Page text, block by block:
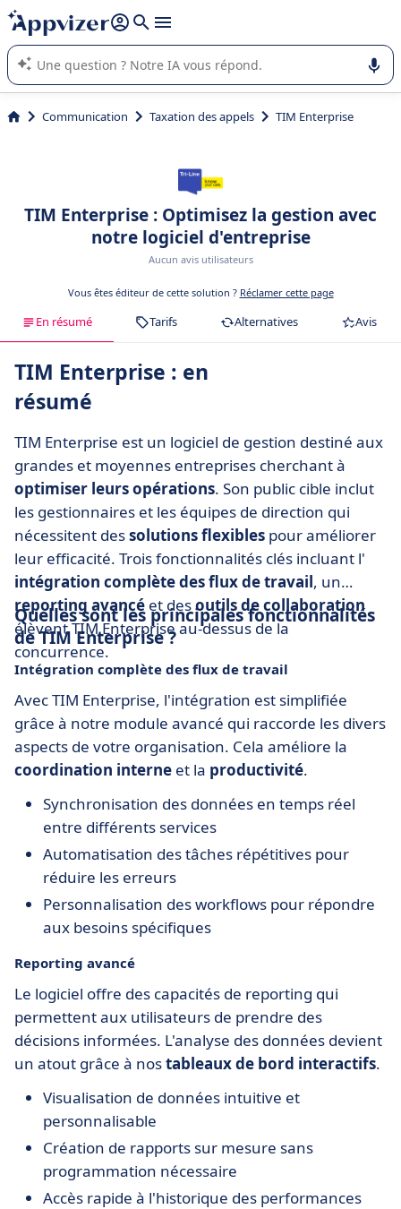
répondre (plusieurs lignes avec
L'IA de Appvizer vous guide dans l'utilisation ou la sélection de
logiciel SaaS en entreprise.
Communication Taxation des appels TIM Enterprise
TIM Enterprise : Optimisez la gestion avec
notre logiciel d'entreprise
Aucun avis utilisateurs
Vous êtes éditeur de cette solution ? Réclamer cette page
En résumé Tarifs Alternatives Avis
TIM Enterprise : en
résumé
TIM Enterprise est un logiciel de gestion destiné aux
grandes et moyennes entreprises cherchant à
optimiser leurs opérations. Son public cible inclut
les gestionnaires et les équipes de direction qui
nécessitent dessolutions flexibles pour améliorer
leur efficacité. Trois fonctionnalités clés incluant l'
intégration complète des flux de travail, un
reporting avancé et desoutils de collaboration
élèvent TIM Enterprise au-dessus de la
concurrence.
Quelles sont les principales fonctionnalités
de TIM Enterprise ?
Intégration complète des flux de travail
Avec TIM Enterprise, l'intégration est simplifiée
grâce à notre module avancé qui raccorde les divers
aspects de votre organisation. Cela améliore la
coordination interne et la productivité.
Synchronisation des données en temps réel
entre différents services
Automatisation des tâches répétitives pour
réduire les erreurs
Personnalisation des workflows pour répondre
aux besoins spécifiques
Reporting avancé
Le logiciel offre des capacités de reporting qui
permettent aux utilisateurs de prendre des
décisions informées. L'analyse des données devient
un atout grâce à nostableaux de bord interactifs.
Visualisation de données intuitive et
personnalisable
Création de rapports sur mesure sans
programmation nécessaire
Accès rapide à l'historique des performances